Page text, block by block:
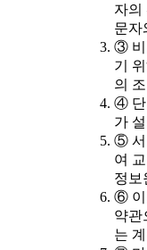
자의
문자
③ 비
기
의
④ 단
가
⑤ 서
여
정보
⑥ 이
약관
는